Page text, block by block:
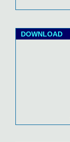
DOWNLOAD